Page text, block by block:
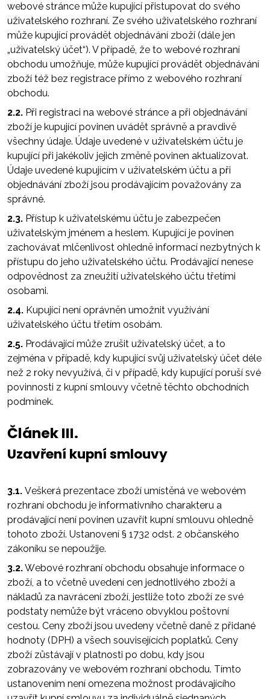
webové stránce může kupující přistupovat do svého
uživatelského rozhraní. Ze svého uživatelského rozhraní
může kupující provádět objednávání zboží (dále jen
„uživatelský účet“). V případě, že to webové rozhraní
obchodu umožňuje, může kupující provádět objednávání
zboží též bez registrace přímo z webového rozhraní
obchodu.
2.2. Při registraci na webové stránce a při objednávání
zboží je kupující povinen uvádět správně a pravdivě
všechny údaje. Údaje uvedené v uživatelském účtu je
kupující při jakékoliv jejich změně povinen aktualizovat.
Údaje uvedené kupujícím v uživatelském účtu a při
objednávání zboží jsou prodávajícím považovány za
správné.
2.3. Přístup k uživatelskému účtu je zabezpečen
uživatelským jménem a heslem. Kupující je povinen
zachovávat mlčenlivost ohledně informací nezbytných k
přístupu do jeho uživatelského účtu. Prodávající nenese
odpovědnost za zneužití uživatelského účtu třetími
osobami.
2.4. Kupující není oprávněn umožnit využívání
uživatelského účtu třetím osobám.
2.5. Prodávající může zrušit uživatelský účet, a to
zejména v případě, kdy kupující svůj uživatelský účet déle
než 2 roky nevyužívá, či v případě, kdy kupující poruší své
povinnosti z kupní smlouvy včetně těchto obchodních
podmínek.
Článek III.
Uzavření kupní smlouvy
3.1. Veškerá prezentace zboží umístěná ve webovém
rozhraní obchodu je informativního charakteru a
prodávající není povinen uzavřít kupní smlouvu ohledně
tohoto zboží. Ustanovení § 1732 odst. 2 občanského
zákoníku se nepoužije.
3.2.Webové rozhraní obchodu obsahuje informace o
zboží, a to včetně uvedení cen jednotlivého zboží a
nákladů za navrácení zboží, jestliže toto zboží ze své
podstaty nemůže být vráceno obvyklou poštovní
cestou. Ceny zboží jsou uvedeny včetně daně z přidané
hodnoty (DPH) a všech souvisejících poplatků. Ceny
zboží zůstávají v platnosti po dobu, kdy jsou
zobrazovány ve webovém rozhraní obchodu. Tímto
ustanovením není omezena možnost prodávajícího